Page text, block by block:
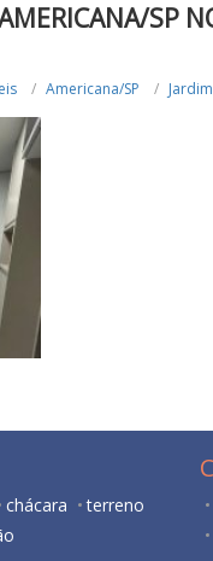
SP
Americana/SP
chácara
terreno